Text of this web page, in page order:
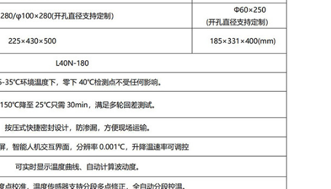
DTS-125B 超便携智能低温槽